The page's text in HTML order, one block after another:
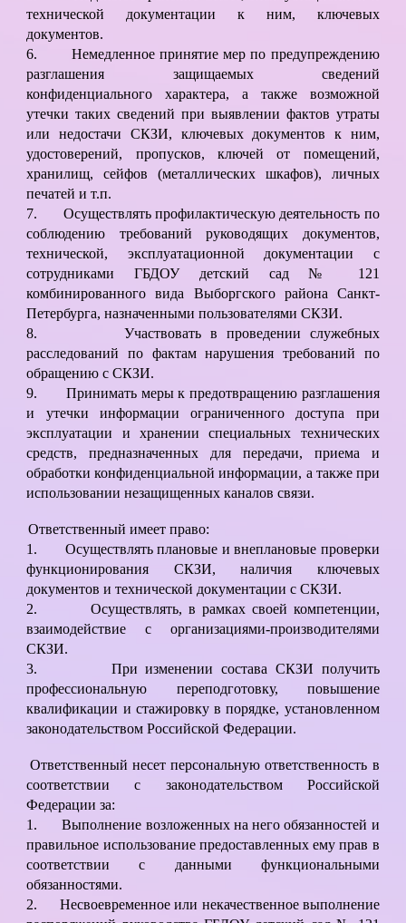
технической документации к ним, ключевых
документов.
6.
Немедленное принятие мер по предупреждению
разглашения защищаемых сведений
конфиденциального характера, а также возможной
утечки таких сведений при выявлении фактов утраты
или недостачи СКЗИ, ключевых документов к ним,
удостоверений, пропусков, ключей от помещений,
хранилищ, сейфов (металлических шкафов), личных
печатей и т.п.
7.
Осуществлять профилактическую деятельность по
соблюдению требований руководящих документов,
технической, эксплуатационной документации с
сотрудниками ГБДОУ детский сад № 121
комбинированного вида Выборгского района Санкт-
Петербурга, назначенными пользователями СКЗИ.
8.
Участвовать в проведении служебных
расследований по фактам нарушения требований по
обращению с СКЗИ.
9.
Принимать меры к предотвращению разглашения
и утечки информации ограниченного доступа при
эксплуатации и хранении специальных технических
средств, предназначенных для передачи, приема и
обработки конфиденциальной информации, а также при
использовании незащищенных каналов связи.
Ответственный имеет право:
1.
Осуществлять плановые и внеплановые проверки
функционирования СКЗИ, наличия ключевых
документов и технической документации с СКЗИ.
2.
Осуществлять, в рамках своей компетенции,
взаимодействие с организациями-производителями
СКЗИ.
3.
При изменении состава СКЗИ получить
профессиональную переподготовку, повышение
квалификации и стажировку в порядке, установленном
законодательством Российской Федерации.
Ответственный несет персональную ответственность в
соответствии с законодательством Российской
Федерации за:
1.
Выполнение возложенных на него обязанностей и
правильное использование предоставленных ему прав в
соответствии с данными функциональными
обязанностями.
2.
Несвоевременное или некачественное выполнение